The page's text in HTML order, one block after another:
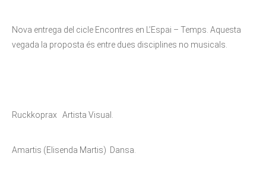
Nova entrega del cicle Encontres en L’Espai – Temps. Aquesta
vegada la proposta és entre dues disciplines no musicals.
Ruckkoprax Artista Visual.
Amartis (Elisenda Martis) Dansa.